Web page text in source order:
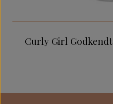
Curly Girl Godkendt